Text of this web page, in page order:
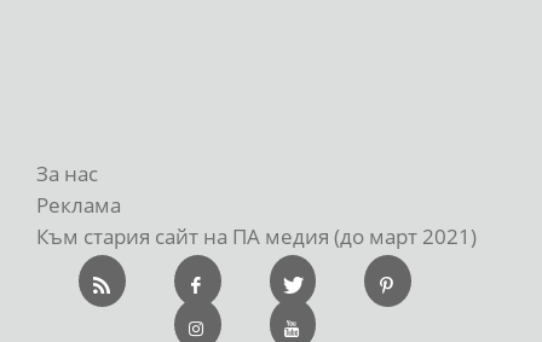
За нас
Реклама
Към стария сайт на ПА медия (до март 2021)